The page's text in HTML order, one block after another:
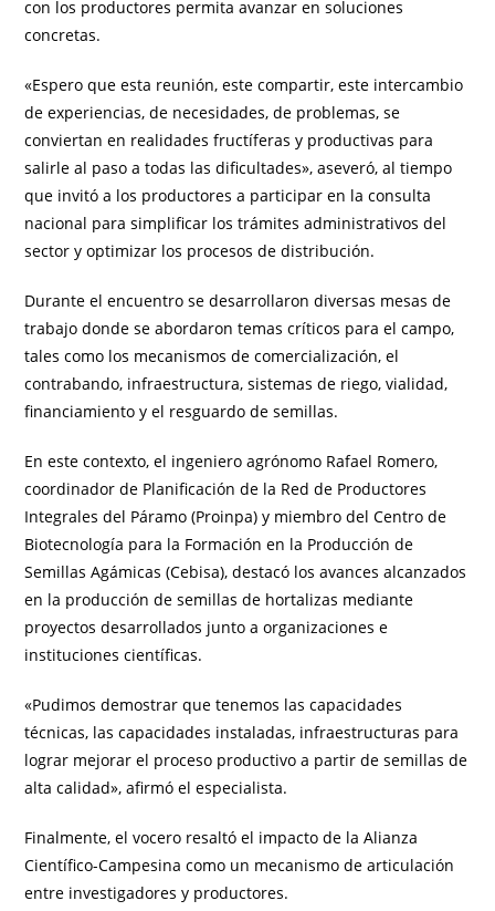
con los productores permita avanzar en soluciones
concretas.
«Espero que esta reunión, este compartir, este intercambio
de experiencias, de necesidades, de problemas, se
conviertan en realidades fructíferas y productivas para
salirle al paso a todas las dificultades», aseveró, al tiempo
que invitó a los productores a participar en la consulta
nacional para simplificar los trámites administrativos del
sector y optimizar los procesos de distribución.
Durante el encuentro se desarrollaron diversas mesas de
trabajo donde se abordaron temas críticos para el campo,
tales como los mecanismos de comercialización, el
contrabando, infraestructura, sistemas de riego, vialidad,
financiamiento y el resguardo de semillas.
En este contexto, el ingeniero agrónomo Rafael Romero,
coordinador de Planificación de la Red de Productores
Integrales del Páramo (Proinpa) y miembro del Centro de
Biotecnología para la Formación en la Producción de
Semillas Agámicas (Cebisa), destacó los avances alcanzados
en la producción de semillas de hortalizas mediante
proyectos desarrollados junto a organizaciones e
instituciones científicas.
«Pudimos demostrar que tenemos las capacidades
técnicas, las capacidades instaladas, infraestructuras para
lograr mejorar el proceso productivo a partir de semillas de
alta calidad», afirmó el especialista.
Finalmente, el vocero resaltó el impacto de la Alianza
Científico-Campesina como un mecanismo de articulación
entre investigadores y productores.